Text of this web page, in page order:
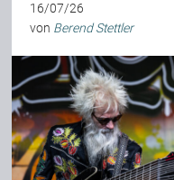
Fotoreportagen
Interviews
Weitere Berichte
16/07/26
von Berend Stettler